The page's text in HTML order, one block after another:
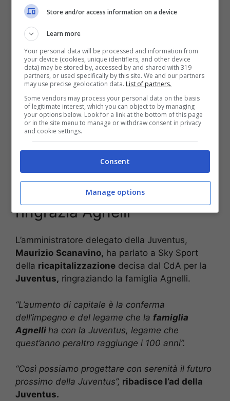
200 milioni per il club bianconero. Con una nota
ufficiale apparsa sul proprio sito è proprio la
Juve ad annunciare questa importantissima
serenamente il cambio generzionale che si è
deciso di attuare.
L’aumento di capitale di 200 milioni è il terzo
negli ultimi quattro anni, dopo quello da 300
milioni nel 2019 e quello da 400 milioni nel
2021.
Nuovo capitale alla
Juventus, Scanavino
ringrazia Agnelli
L’amministratore delegato della Juventus,
Maurizio Scanavino, ha parlato a Sky Sport
della ricapitalizzazione decisa dal CdA per la
Juventus, ringraziando la famiglia Agnelli.
“L’aumento di capitale è la conferma
dell’impegno e del legame che la famiglia
Agnelli ha con la Juventus, legame che
quest’anno peraltro raggiunge i 100 anni”.
“Così possiamo progettare con serenità il futuro
prossimo della Juventus”, ribadisce l’ad della
Juventus.
Store and/or access information on a device
Learn more
Your personal data will be processed and information from
your device (cookies, unique identifiers, and other device
data) may be stored by, accessed by and shared with 319
partners, or used specifically by this site. We and our partners
may use precise geolocation data. List of partners.
Some vendors may process your personal data on the basis
of legitimate interest, which you can object to by managing
your options below. Look for a link at the bottom of this page
or in the site menu to manage or withdraw consent in privacy
and cookie settings.
Consent
Manage options